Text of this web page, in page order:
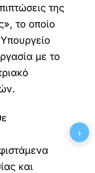
της
το οποίο
με το
και
›